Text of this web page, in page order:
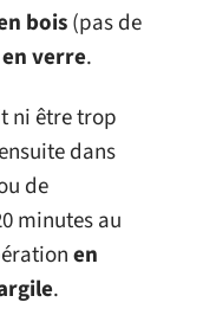
bois(pas de
verre.
ni être trop
dans
de
minutes au
en
.